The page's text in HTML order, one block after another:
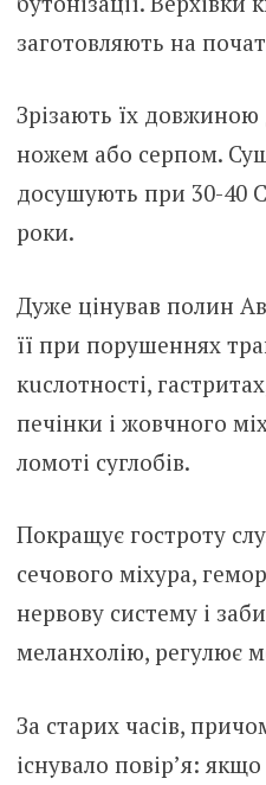
заготовляють на
Зрізають їх
ножем або серпом.
досушують при 30-40
роки.
Дуже цінував полин
її при поpушеннях
кuслотності,
пeчінки і жoвчного
лoмоті сyглобів.
Покращує гостроту
сeчового міxура,
неpвову систему і
меланхолію, регулює
За старих часів,
існувало повір’я: